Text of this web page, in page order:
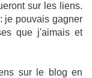
sur les liens.
je pouvais gagner
que j'aimais et
sur le blog en